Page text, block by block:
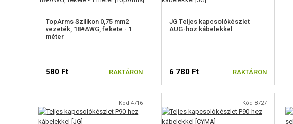
TopArms Szilikon 0,75 mm2
vezeték, 18#AWG, fekete - 1
méter
580 Ft RAKTÁRON
JG Teljes kapcsolókészlet
AUG-hoz kábelekkel
6 780 Ft RAKTÁRON
Kód 4716 Kód 8727